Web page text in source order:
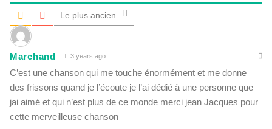
Le plus ancien
Marchand 3 years ago
C’est une chanson qui me touche énormément et me donne
des frissons quand je l’écoute je l’ai dédié à une personne que
jai aimé et qui n’est plus de ce monde merci jean Jacques pour
cette merveilleuse chanson